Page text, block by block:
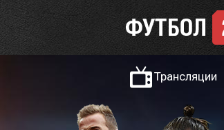
Трансляции